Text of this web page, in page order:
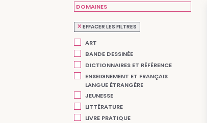
DOMAINES
EFFACER LES FILTRES
ART
BANDE DESSINÉE
DICTIONNAIRES ET RÉFÉRENCE
ENSEIGNEMENT ET FRANÇAIS
LANGUE ÉTRANGÈRE
JEUNESSE
LITTÉRATURE
LIVRE PRATIQUE